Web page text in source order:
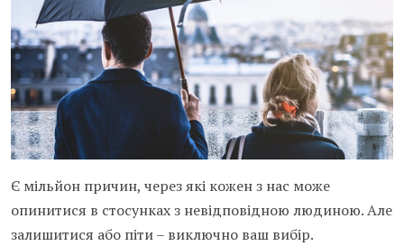
Є мільйон причин, через які кожен з нас може
опинитися в стосунках з невідповідною людиною. Але
залишитися або піти – виключно ваш вибір.